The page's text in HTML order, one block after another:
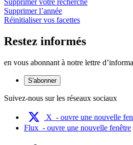
Supprimer votre recherche
Supprimer l’année
Réinitialiser vos facettes
Restez informés
en vous abonnant à notre lettre
S'abonner
Suivez-nous sur les réseaux sociaux
X - ouvre une nouvelle
Flux - ouvre une nouvelle fenêtre